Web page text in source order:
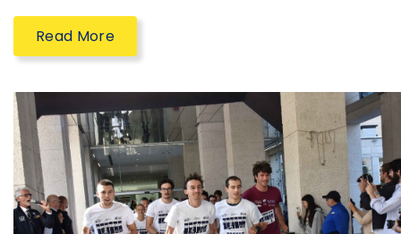
Read More